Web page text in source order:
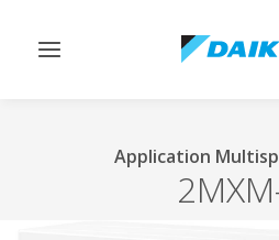
Afficher/masquer
Application